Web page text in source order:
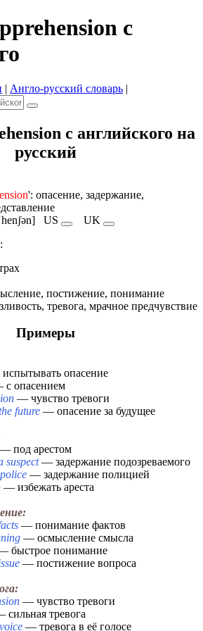
с
| Англо-русский словарь |
с английского на
русский
': опасение, задержание,
US
UK
постижение, понимание
тревога, мрачное предчувствие
Примеры
опасение
опасением
— чувство тревоги
future — опасение за будущее
— под арестом
suspect— задержание подозреваемого
— задержание полицией
— избежать ареста
— понимание фактов
— осмысление смысла
быстрое понимание
— постижение вопроса
— чувство тревоги
сильная тревога
— тревога в её голосе